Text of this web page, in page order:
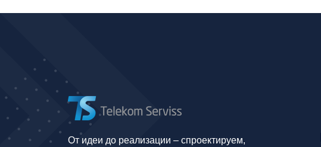
От идеи до реализации – спроектируем,